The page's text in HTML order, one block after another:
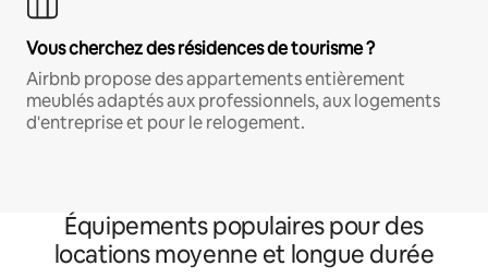
Vous cherchez des résidences de tourisme ?
Airbnb propose des appartements entièrement
meublés adaptés aux professionnels, aux logements
d'entreprise et pour le relogement.
Équipements populaires pour des
locations moyenne et longue durée